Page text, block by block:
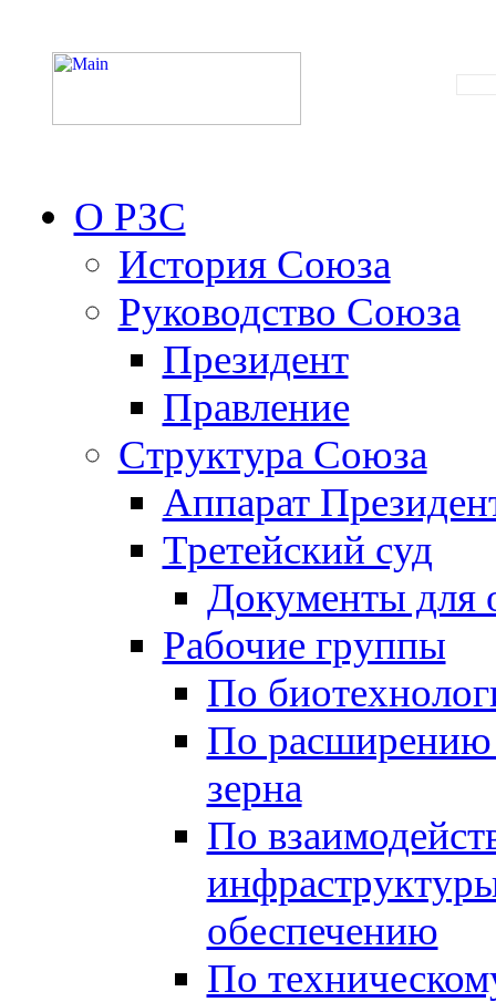
О РЗС
История Союза
Руководство Союза
Президент
Правление
Структура Союза
Аппарат
Третейский суд
Документы для
Рабочие группы
По
По расширению
зерна
По
обеспечению
По